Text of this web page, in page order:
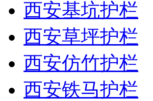
西安基坑护栏
西安草坪护栏
西安仿竹护栏
西安铁马护栏